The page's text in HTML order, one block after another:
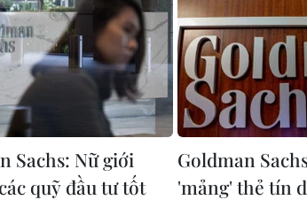
Sachs: Nữ giới
quỹ đầu tư tốt
Goldman
'mảng' thẻ tín